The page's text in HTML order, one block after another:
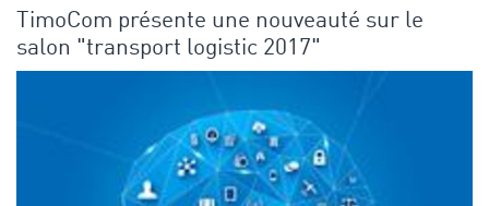
TimoCom présente une nouveauté sur le
salon "transport logistic 2017"